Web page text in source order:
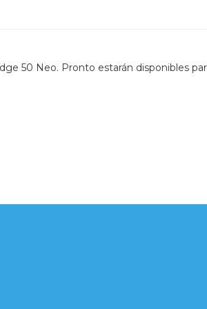
50 Neo. Pronto estarán disponibles